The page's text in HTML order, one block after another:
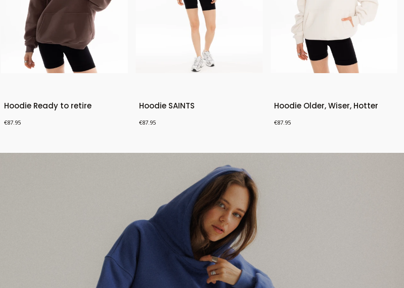
Hoodie Ready to retire
Price
€87.95
Hoodie SAINTS
Price
€87.95
Hoodie Older, Wiser, Hotter
Price
€87.95